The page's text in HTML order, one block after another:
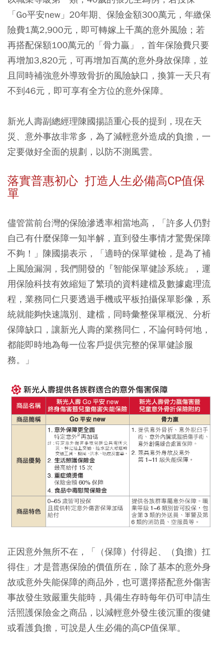
「Go平安new」20年期、保險金額300萬元，年繳保
險費1萬2,900元，即可轉嫁上千萬的意外風險；若
再搭配保額100萬元的「骨力贏」，首年保險費只要
再增加3,820元，可再增加百萬的意外身故保障，並
且同時補強意外導致骨折的風險缺口，換算一天只有
不到46元，即可享有全方位的意外保障。
新光人壽副總經理陳國揚語重心長的提到，現在天
災、意外事故非常多，為了減輕意外造成的負擔，一
定要做好全面的規劃，以防不測風雲。
落實普惠初心 打造人生必備高CP值保
單
儘管當前台灣的保險滲透率相當地高，「許多人仍對
自己有什麼保障一知半解，直到發生事情才驚覺保障
不夠！」陳國揚表示，「適時的保單健檢，是為了補
上風險漏洞，我們開發的『智能保單健診系統』，運
用保險科技有效縮短了繁瑣的資料建檔及數據處理流
程，業務同仁只要透過手機或平板拍攝保單影像，系
統就能夠快速識別、建檔，同時彙整保單概況、分析
保障缺口，讓新光人壽的業務同仁，不論何時何地，
都能即時地為每一位客戶提供完整的保單健診服
務。」
正因意外無所不在，「（保障）付得起、（負擔）扛
得住」才是普惠保險的價值所在，除了基本的意外身
故或意外失能保障的商品外，也可選擇搭配意外傷害
事故發生致嚴重失能時，具備生存時每年仍可申請生
活照護保險金之商品，以減輕意外發生後沉重的復健
或看護負擔，可說是人生必備的高CP值保單。